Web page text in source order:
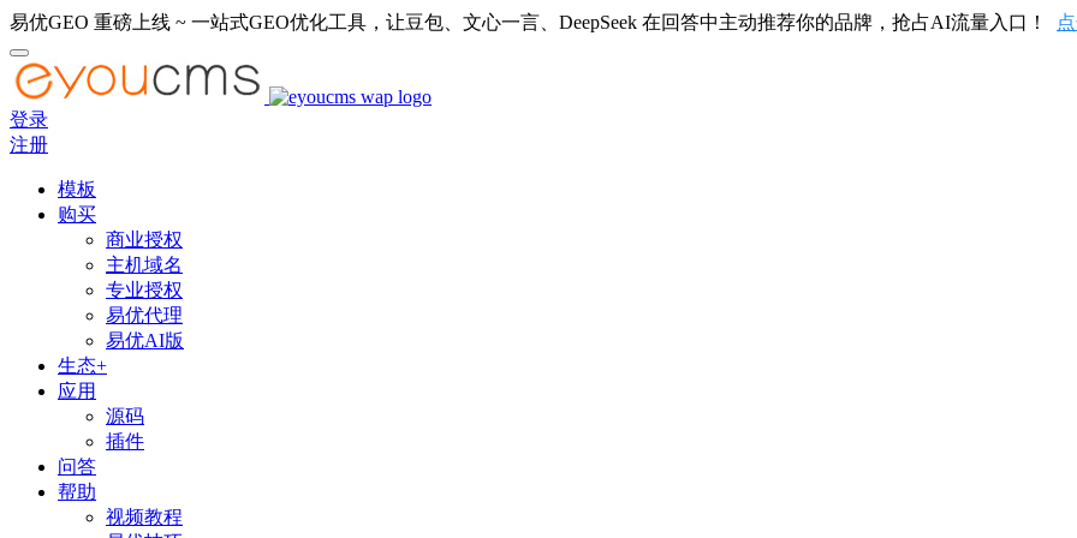
易优GEO 重磅上线 ~ 一站式GEO优化工具，让豆包、文心一言、DeepSeek 在回答中主动推荐你的品牌，抢占AI流量入口！
登录
注册
模板
购买
商业授权
主机域名
专业授权
易优代理
易优AI版
生态+
应用
源码
插件
问答
帮助
视频教程